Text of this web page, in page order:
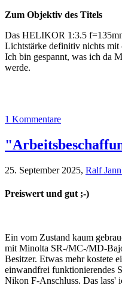
Zum Objektiv des Titels
Das HELIKOR 1:3.5
Lichtstärke definitiv nichts
Ich bin gespannt, was ich da
werde.
1 Kommentare
25. September 2025, Ralf
Preiswert und gut ;-)
Ein vom Zustand kaum
mit Minolta SR-/MC-/MD-
Besitzer. Etwas mehr kostete
einwandfrei funktionierendes
Nikon F-Anschluss. Das lass'